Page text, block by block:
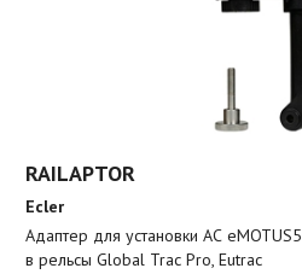
RAILAPTOR
Ecler
Адаптер для установки АС
в рельсы Global Trac Pro, Eutrac